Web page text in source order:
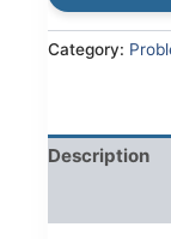
Category:
Description